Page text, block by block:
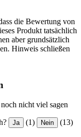
die Bewertung von
Produkt tatsächlich
aber grundsätzlich
Hinweis schließen
nicht viel sagen
Ja (1) Nein (13)